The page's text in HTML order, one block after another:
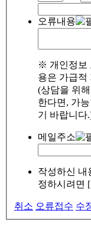
오류내용
※ 개인정보
용은 가급적
(상담을 위
한다면, 가
기 바랍니다
메일주소
작성하신 내
정하시려면
취소 오류접수 수